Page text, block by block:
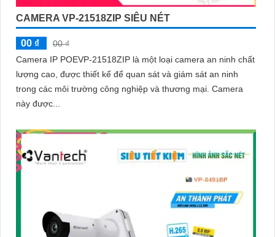
CAMERA VP-21518ZIP SIÊU NÉT
00 ₫
00 ₫
Camera IP POEVP-21518ZIP là một loại camera an ninh chất
lượng cao, được thiết kế để quan sát và giám sát an ninh
trong các môi trường công nghiệp và thương mại. Camera
này được...